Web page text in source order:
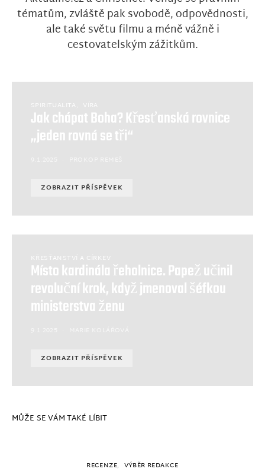
tématům, zvláště pak svobodě, odpovědnosti,
ale také světu filmu a méně vážně i
cestovatelským zážitkům.
SPIRITUALITA VÍRA
Jak chápat Boha? Křesťanská rovnice
„jeden rovná se tři“
ZOBRAZIT PŘÍSPĚVEK
KŘESŤANSTVÍ A CÍRKEV
Místo kardinála řeholnice. Papež učinil
revoluční krok, když jmenoval šéfkou
ministerstva ženu
ZOBRAZIT PŘÍSPĚVEK
MŮŽE SE VÁM TAKÉ LÍBIT
RECENZE VÝBĚR REDAKCE